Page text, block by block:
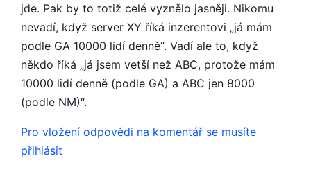
jde. Pak by to totiž celé vyznělo jasněji. Nikomu
nevadí, když server XY říká inzerentovi „já mám
podle GA 10000 lidí denně“. Vadí ale to, když
někdo říká „já jsem vetší než ABC, protože mám
10000 lidí denně (podle GA) a ABC jen 8000
(podle NM)“.
Pro vložení odpovědi na komentář se musíte
přihlásit